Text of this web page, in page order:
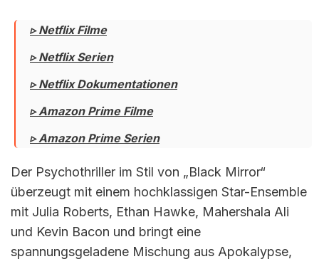
▹ Netflix Filme
▹ Netflix Serien
▹ Netflix Dokumentationen
▹ Amazon Prime Filme
▹ Amazon Prime Serien
Der Psychothriller im Stil von „Black Mirror“
überzeugt mit einem hochklassigen Star-Ensemble
mit Julia Roberts, Ethan Hawke, Mahershala Ali
und Kevin Bacon und bringt eine
spannungsgeladene Mischung aus Apokalypse,